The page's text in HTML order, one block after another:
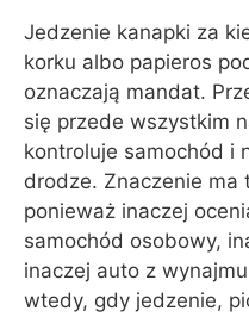
Jedzenie kanapki za
korku albo papieros
oznaczają mandat.
się przede wszystkim
kontroluje samochód i
drodze. Znaczenie ma
ponieważ inaczej
samochód osobowy,
inaczej auto z
wtedy, gdy jedzenie,